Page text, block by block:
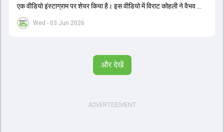
Wed - 03 Jun 2026
एक वीडियो इंस्टाग्राम पर शेयर किया है। इस वीडियो में विराट कोहली ने वैभव को
सलाह देते हुए कहा, 'एक बिहारी सब पर भारी। बस गेम खत्म।' कोहली ने उन्हें खुद
पर विश्वास रखने और नकारात्मक बातों पर ध्यान न देने की सलाह दी। आईपीएल
सीरीज खेलेंगे। वहीं, विराट कोहली लंदन रवाना हो गए हैं और अगली वनडे सीरीज में
और देखें